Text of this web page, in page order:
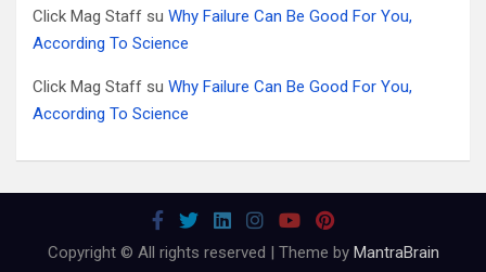
Click Mag Staff su Why Failure Can Be Good For You,
According To Science
Click Mag Staff su Why Failure Can Be Good For You,
According To Science
Copyright © All rights reserved | Theme by MantraBrain